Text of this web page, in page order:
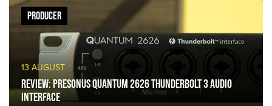
13 AUGUST
Review: PreSonus Quantum 2626 Thunderbolt 3 audio
interface
PRODUCER